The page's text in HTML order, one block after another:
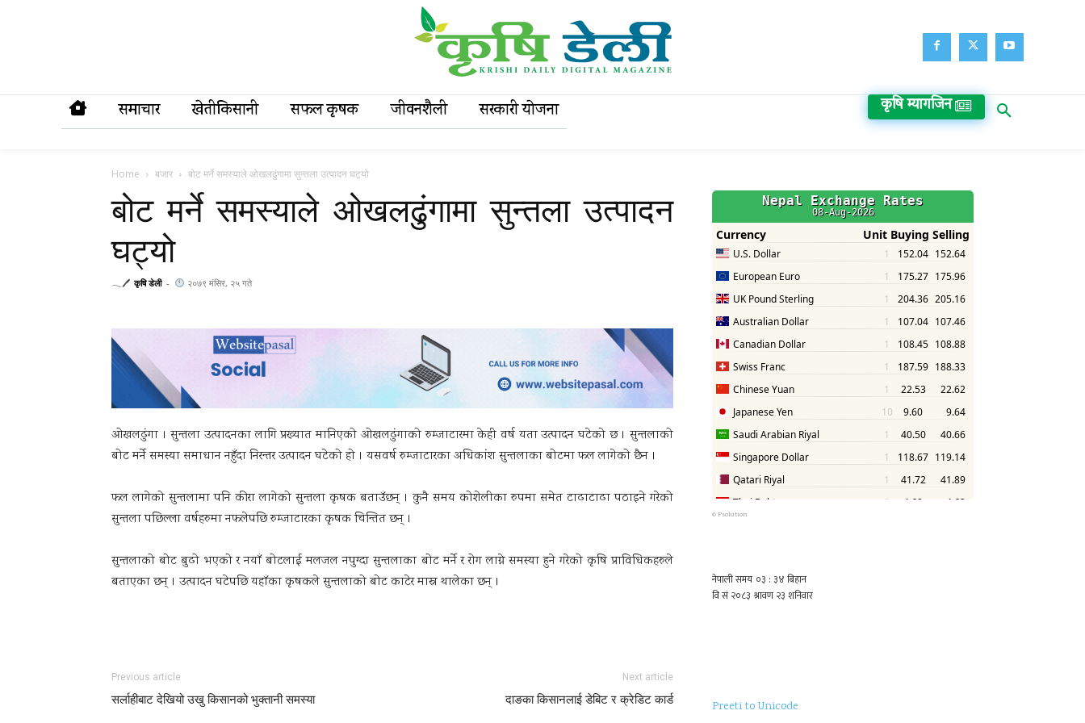
समाचार खेतीकिसानी सफल कृषक जीवनशैली सरकारी याेजना कृषि म्यागजिन
Home बजार बोट मर्ने समस्याले ओखलढुंगामा सुन्तला उत्पादन घट्यो
बोट मर्ने समस्याले ओखलढुंगामा सुन्तला उत्पादन
घट्यो
𓂃🖊 कृषि डेली - २०७९ मंसिर, २५ गते
ओखलढुंगा । सुन्तला उत्पादनका लागि प्रख्यात मानिएको ओखलढुंगाको रुम्जाटारमा केही वर्ष यता उत्पादन घटेको छ । सुन्तलाको
बोट मर्ने समस्या समाधान नहुँदा निरन्तर उत्पादन घटेको हो । यसवर्ष रुम्जाटारका अधिकांश सुन्तलाका बोटमा फल लागेको छैन ।
फल लागेको सुन्तलामा पनि कीरा लागेको सुन्तला कृषक बताउँछन् । कुनै समय कोशेलीका रुपमा समेत टाढाटाढा पठाइने गरेको
सुन्तला पछिल्ला वर्षहरुमा नफलेपछि रुम्जाटारका कृषक चिन्तित छन् ।
सुन्तलाको बोट बुढो भएको र नयाँ बोटलाई मलजल नपुग्दा सुन्तलाका बोट मर्ने र रोग लाग्ने समस्या हुने गरेको कृषि प्राविधिकहरुले
बताएका छन् । उत्पादन घटेपछि यहाँका कृषकले सुन्तलाको बोट काटेर मास्न थालेका छन् ।
Previous article
सर्लाहीबाट देखियो उखु किसानको भुक्तानी समस्या
Next article
दाङका किसानलाई डेबिट र क्रेडिट कार्ड
© Psolution
Preeti to Unicode